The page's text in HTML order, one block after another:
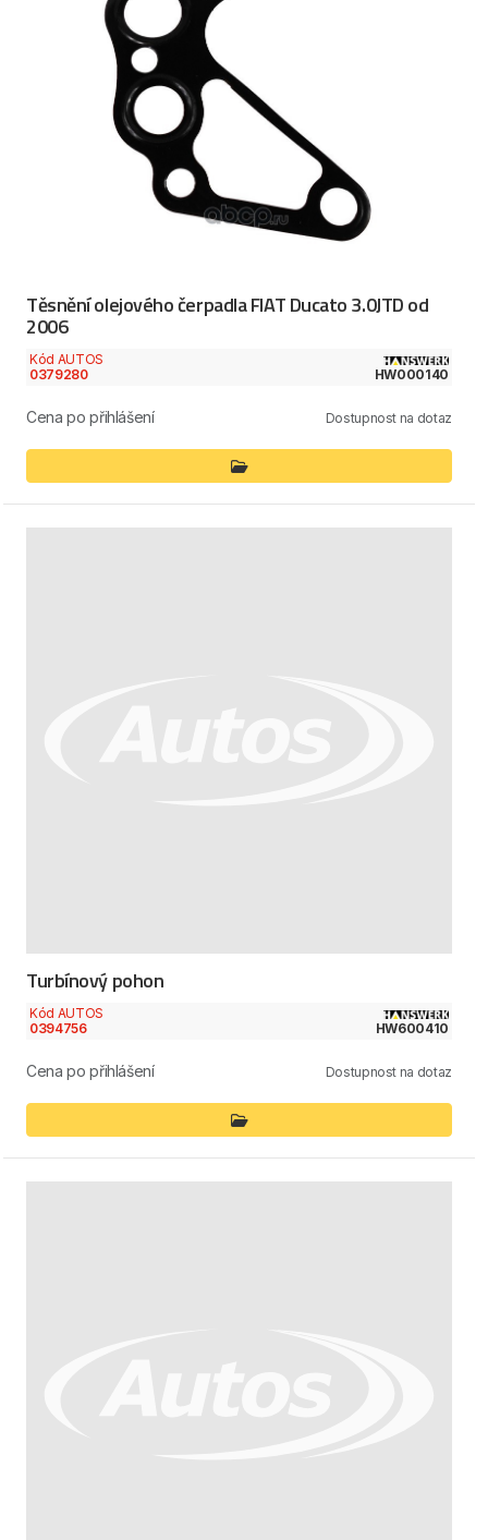
Těsnění olejového čerpadla FIAT Ducato 3.0JTD od
2006
Kód AUTOS
0379280
HW000140
Cena po přihlášení Dostupnost na dotaz
Turbínový pohon
Kód AUTOS
0394756
HW600410
Cena po přihlášení Dostupnost na dotaz